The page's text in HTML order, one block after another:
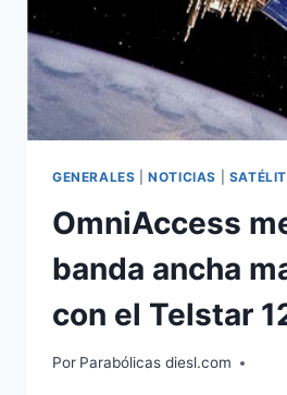
GENERALES |NOTICIAS
OmniAccess
banda ancha
con el Telstar
Por Parabólicas diesl.com